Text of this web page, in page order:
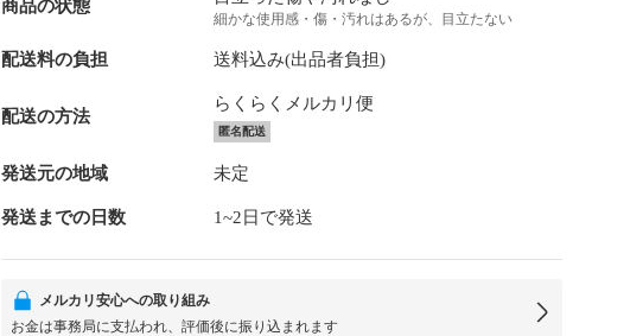
商品の状態
細かな使用感・傷・汚れはあるが、目立たない
配送料の負担 送料込み(出品者負担)
配送の方法
らくらくメルカリ便
匿名配送
発送元の地域 未定
発送までの日数 1~2日で発送
メルカリ安心への取り組み
お金は事務局に支払われ、評価後に振り込まれます